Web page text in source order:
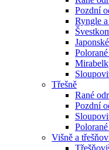
Pozdní
Ryngle
Třešně
Rané
Pozdní
Višně a